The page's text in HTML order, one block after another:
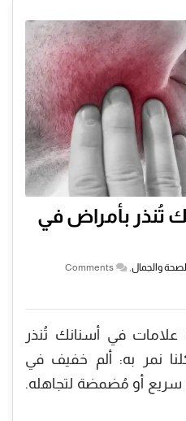
تُنذر بأمراض في
والجمال,
Comments
تحذير من داخل فمك: 5 علامات في أسنانك تُنذر
نمر به: ألم خفيف في
سريع أو مُضمضة لتجاهله.